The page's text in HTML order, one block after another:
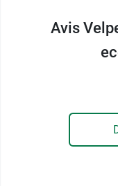
son tissage
Avis